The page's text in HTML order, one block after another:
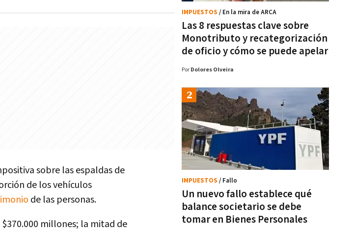
sobre las espaldas de
de los vehículos
de las personas.
millones; la mitad de
Las 8 respuestas clave sobre
Monotributo y recategorización
de oficio y cómo se puede apelar
IMPUESTOS / En la mira de ARCA
Por Dolores Olveira
Un nuevo fallo establece qué
balance societario se debe
tomar en Bienes Personales
IMPUESTOS / Fallo